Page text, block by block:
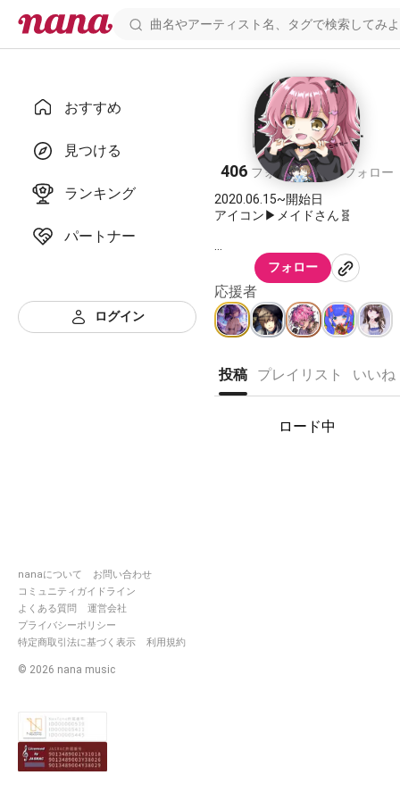
おすすめ
見つける
ランキング
パートナー
ログイン
nanaについて
お問い合わせ
コミュニティガイドライン
よくある質問
運営会社
プライバシーポリシー
特定商取引法に基づく表示
利用規約
© 2026 nana music
目覚めたいたす
406 フォロワー289 フォロー
2020.06.15~開始日
アイコン▶︎メイドさん🧬
推しユニット
フォロー
応援者
投稿 プレイリスト いいね
ロード中